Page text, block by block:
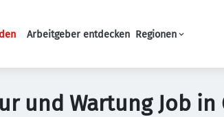
Haupt-Navigation
Arbeitgeber entdecken Regionen
und Wartung Job in